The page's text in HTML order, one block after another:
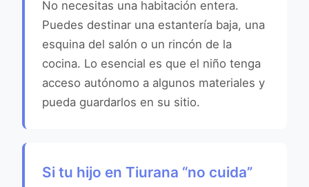
No necesitas una habitación entera.
Puedes destinar una estantería baja, una
esquina del salón o un rincón de la
cocina. Lo esencial es que el niño tenga
acceso autónomo a algunos materiales y
pueda guardarlos en su sitio.
Si tu hijo en Tiurana “no cuida”